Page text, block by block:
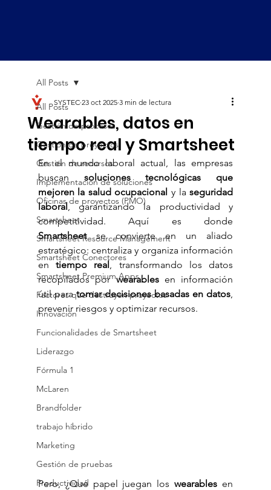
All Posts
Gestión de procesos
Gestión de proyectos
Gestión de recursos
Implementación de soluciones
Oficinas de proyectos (PMO)
Smartsheet
Smartsheet Resource Management
Smartsheet Conectores
Smartsheet Premium Apps
Factores que destruyen proyectos
Innovación
Funcionalidades de Smartsheet
Liderazgo
Fórmula 1
McLaren
Brandfolder
trabajo híbrido
Marketing
Gestión de pruebas
Productividad
All Posts
Wearables, datos en
tiempo real y Smartsheet
SYSTEC 23 oct 2025 3 min de lectura
En el mundo laboral actual, las empresas
buscan soluciones tecnológicas que
mejoren la salud ocupacional y la seguridad
laboral, garantizando la productividad y
Smartsheet se convierte en un aliado
estratégico: centraliza y organiza información
en tiempo real, transformando los datos
recopilados por wearables en información
útil para tomar decisiones basadas en datos,
prevenir riesgos y optimizar recursos.
Pero, ¿Qué papel juegan los wearables en